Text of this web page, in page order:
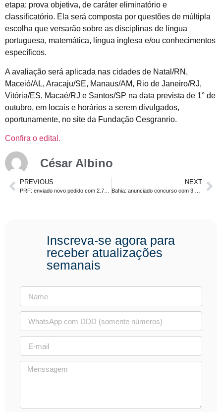
etapa: prova objetiva, de caráter eliminatório e
classificatório. Ela será composta por questões de múltipla
escolha que versarão sobre as disciplinas de língua
portuguesa, matemática, língua inglesa e/ou conhecimentos
específicos.
A avaliação será aplicada nas cidades de Natal/RN,
Maceió/AL, Aracaju/SE, Manaus/AM, Rio de Janeiro/RJ,
Vitória/ES, Macaé/RJ e Santos/SP na data prevista de 1° de
outubro, em locais e horários a serem divulgados,
oportunamente, no site da Fundação Cesgranrio.
Confira o edital.
César Albino
PREVIOUS
PRF: enviado novo pedido com 2.778. Nível Superior. Salário inicial R$ 9,4 mil
NEXT
Bahia: anunciado concurso com 3.460 vagas para educação.
Inscreva-se agora para
receber atualizações
semanais